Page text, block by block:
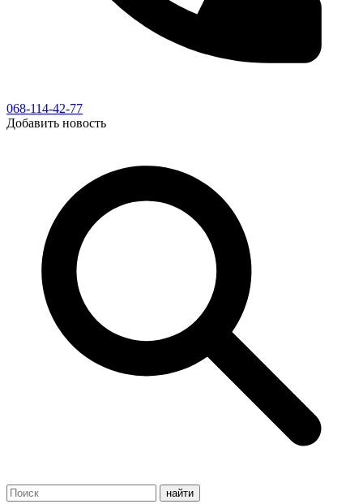
068-114-42-77
Добавить новость